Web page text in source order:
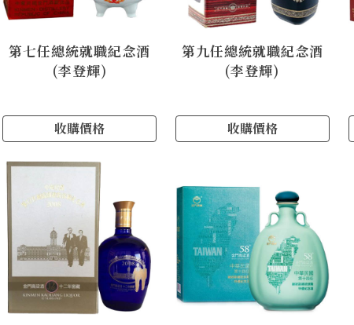
第七任總統就職紀念酒
(李登輝)
收購價格
第九任總統就職紀念酒
(李登輝)
收購價格